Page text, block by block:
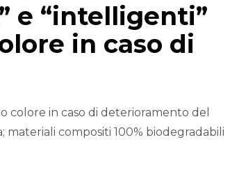
e “intelligenti”
in caso di
colore in caso di deterioramento del
compositi 100% biodegradabili